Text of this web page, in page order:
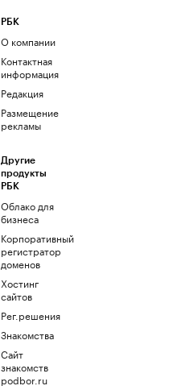
РБК
О компании
Контактная
информация
Редакция
Размещение
рекламы
Другие
продукты
РБК
Облако для
бизнеса
Корпоративный
регистратор
доменов
Хостинг
сайтов
Рег.решения
Знакомства
Сайт
знакомств
podbor.ru